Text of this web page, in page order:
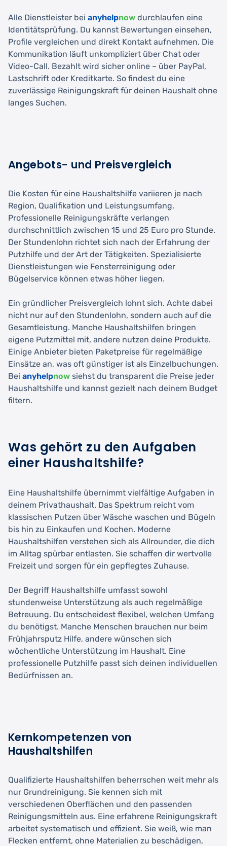
Alle Dienstleister bei anyhelpnow durchlaufen eine
Identitätsprüfung. Du kannst Bewertungen einsehen,
Profile vergleichen und direkt Kontakt aufnehmen. Die
Kommunikation läuft unkompliziert über Chat oder
Video-Call. Bezahlt wird sicher online – über PayPal,
Lastschrift oder Kreditkarte. So findest du eine
zuverlässige Reinigungskraft für deinen Haushalt ohne
langes Suchen.
Angebots- und Preisvergleich
Die Kosten für eine Haushaltshilfe variieren je nach
Region, Qualifikation und Leistungsumfang.
Professionelle Reinigungskräfte verlangen
durchschnittlich zwischen 15 und 25 Euro pro Stunde.
Der Stundenlohn richtet sich nach der Erfahrung der
Putzhilfe und der Art der Tätigkeiten. Spezialisierte
Dienstleistungen wie Fensterreinigung oder
Bügelservice können etwas höher liegen.
Ein gründlicher Preisvergleich lohnt sich. Achte dabei
nicht nur auf den Stundenlohn, sondern auch auf die
Gesamtleistung. Manche Haushaltshilfen bringen
eigene Putzmittel mit, andere nutzen deine Produkte.
Einige Anbieter bieten Paketpreise für regelmäßige
Einsätze an, was oft günstiger ist als Einzelbuchungen.
Bei anyhelpnow siehst du transparent die Preise jeder
Haushaltshilfe und kannst gezielt nach deinem Budget
filtern.
Was gehört zu den Aufgaben
einer Haushaltshilfe?
Eine Haushaltshilfe übernimmt vielfältige Aufgaben in
deinem Privathaushalt. Das Spektrum reicht vom
klassischen Putzen über Wäsche waschen und Bügeln
bis hin zu Einkaufen und Kochen. Moderne
Haushaltshilfen verstehen sich als Allrounder, die dich
im Alltag spürbar entlasten. Sie schaffen dir wertvolle
Freizeit und sorgen für ein gepflegtes Zuhause.
Der Begriff Haushaltshilfe umfasst sowohl
stundenweise Unterstützung als auch regelmäßige
Betreuung. Du entscheidest flexibel, welchen Umfang
du benötigst. Manche Menschen brauchen nur beim
Frühjahrsputz Hilfe, andere wünschen sich
wöchentliche Unterstützung im Haushalt. Eine
professionelle Putzhilfe passt sich deinen individuellen
Bedürfnissen an.
Kernkompetenzen von
Haushaltshilfen
Qualifizierte Haushaltshilfen beherrschen weit mehr als
nur Grundreinigung. Sie kennen sich mit
verschiedenen Oberflächen und den passenden
Reinigungsmitteln aus. Eine erfahrene Reinigungskraft
arbeitet systematisch und effizient. Sie weiß, wie man
Flecken entfernt, ohne Materialien zu beschädigen,